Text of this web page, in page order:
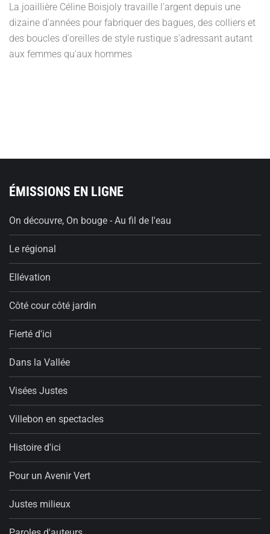
La joaillière Céline Boisjoly travaille l'argent depuis une
dizaine d'années pour fabriquer des bagues, des colliers et
des boucles d'oreilles de style rustique s'adressant autant
aux femmes qu'aux hommes
ÉMISSIONS EN LIGNE
On découvre, On bouge - Au fil de l'eau
Le régional
Ellévation
Côté cour côté jardin
Fierté d'ici
Dans la Vallée
Visées Justes
Villebon en spectacles
Histoire d'ici
Pour un Avenir Vert
Justes milieux